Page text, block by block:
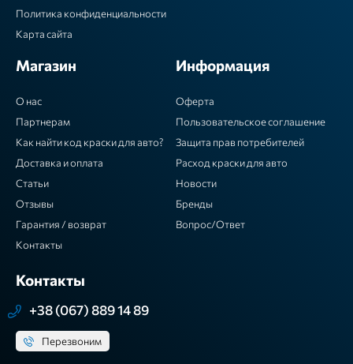
Политика конфиденциальности
Карта сайта
Магазин
О нас
Партнерам
Как найти код краски для авто?
Доставка и оплата
Статьи
Отзывы
Гарантия / возврат
Контакты
Информация
Оферта
Пользовательское соглашение
Защита прав потребителей
Расход краски для авто
Новости
Бренды
Вопрос/Ответ
Контакты
+38 (067) 889 14 89
Перезвоним